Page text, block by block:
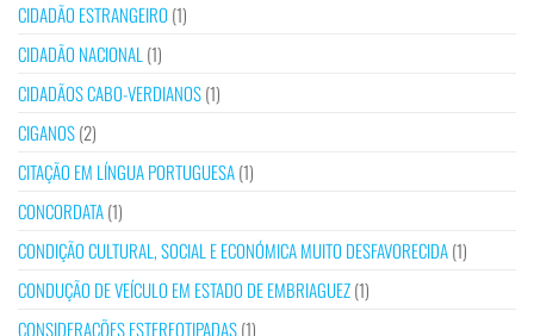
CIDADÃO ESTRANGEIRO (1)
CIDADÃO NACIONAL (1)
CIDADÃOS CABO-VERDIANOS(1)
CIGANOS(2)
CITAÇÃO EM LÍNGUA PORTUGUESA(1)
CONCORDATA(1)
CONDIÇÃO CULTURAL, SOCIAL E ECONÓMICA MUITO DESFAVORECIDA(1)
CONDUÇÃO DE VEÍCULO EM ESTADO DE EMBRIAGUEZ(1)
CONSIDERAÇÕES ESTEREOTIPADAS(1)